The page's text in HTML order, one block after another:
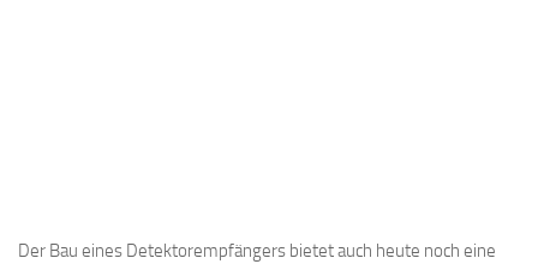
Der Bau eines Detektorempfängers bietet auch heute noch eine